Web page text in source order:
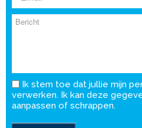
Ik stem toe dat jullie mijn
verwerken. Ik kan deze
aanpassen of schrappen.